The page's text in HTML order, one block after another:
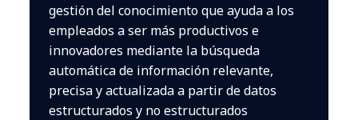
gestión del conocimiento que ayuda a los
empleados a ser más productivos e
innovadores mediante la búsqueda
automática de información relevante,
precisa y actualizada a partir de datos
estructurados y no estructurados